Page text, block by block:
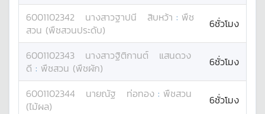
6001102342 นางสาวฐาปนี สิบหว้า : พืช
สวน (พืชสวนประดับ)
6ชั่วโมง
6001102343 นางสาวฐิติกานต์
แสนดวง
ดี : พืชสวน (พืชผัก) 6ชั่วโมง
6001102344 นายณัฐ ท่อทอง : พืชสวน
(ไม้ผล)
6ชั่วโมง